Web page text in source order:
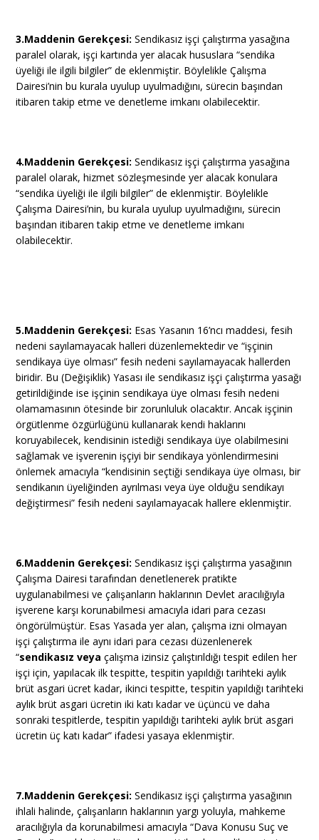
3.Maddenin Gerekçesi: Sendikasız işçi çalıştırma yasağına
paralel olarak, işçi kartında yer alacak hususlara “sendika
üyeliği ile ilgili bilgiler” de eklenmiştir. Böylelikle Çalışma
Dairesi’nin bu kurala uyulup uyulmadığını, sürecin başından
itibaren takip etme ve denetleme imkanı olabilecektir.
4.Maddenin Gerekçesi: Sendikasız işçi çalıştırma yasağına
paralel olarak, hizmet sözleşmesinde yer alacak konulara
“sendika üyeliği ile ilgili bilgiler” de eklenmiştir. Böylelikle
Çalışma Dairesi’nin, bu kurala uyulup uyulmadığını, sürecin
başından itibaren takip etme ve denetleme imkanı
olabilecektir.
5.Maddenin Gerekçesi: Esas Yasanın 16’ncı maddesi, fesih
nedeni sayılamayacak halleri düzenlemektedir ve “işçinin
sendikaya üye olması” fesih nedeni sayılamayacak hallerden
biridir. Bu (Değişiklik) Yasası ile sendikasız işçi çalıştırma yasağı
getirildiğinde ise işçinin sendikaya üye olması fesih nedeni
olamamasının ötesinde bir zorunluluk olacaktır. Ancak işçinin
örgütlenme özgürlüğünü kullanarak kendi haklarını
koruyabilecek, kendisinin istediği sendikaya üye olabilmesini
sağlamak ve işverenin işçiyi bir sendikaya yönlendirmesini
önlemek amacıyla “kendisinin seçtiği sendikaya üye olması, bir
sendikanın üyeliğinden ayrılması veya üye olduğu sendikayı
değiştirmesi” fesih nedeni sayılamayacak hallere eklenmiştir.
6.Maddenin Gerekçesi: Sendikasız işçi çalıştırma yasağının
Çalışma Dairesi tarafından denetlenerek pratikte
uygulanabilmesi ve çalışanların haklarının Devlet aracılığıyla
işverene karşı korunabilmesi amacıyla idari para cezası
öngörülmüştür. Esas Yasada yer alan, çalışma izni olmayan
işçi çalıştırma ile aynı idari para cezası düzenlenerek
“sendikasız veya çalışma izinsiz çalıştırıldığı tespit edilen her
işçi için, yapılacak ilk tespitte, tespitin yapıldığı tarihteki aylık
brüt asgari ücret kadar, ikinci tespitte, tespitin yapıldığı tarihteki
aylık brüt asgari ücretin iki katı kadar ve üçüncü ve daha
sonraki tespitlerde, tespitin yapıldığı tarihteki aylık brüt asgari
ücretin üç katı kadar” ifadesi yasaya eklenmiştir.
7.Maddenin Gerekçesi: Sendikasız işçi çalıştırma yasağının
ihlali halinde, çalışanların haklarının yargı yoluyla, mahkeme
aracılığıyla da korunabilmesi amacıyla “Dava Konusu Suç ve